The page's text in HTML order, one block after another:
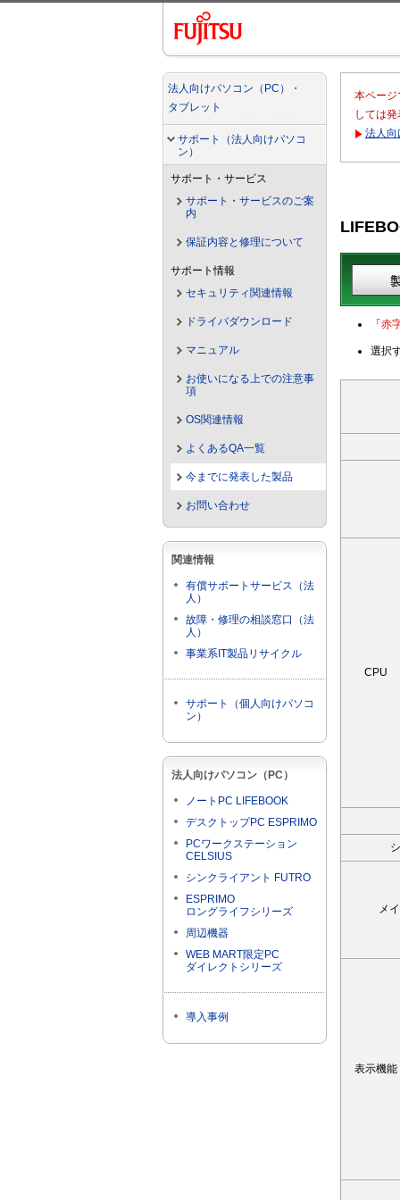
法人向けパソコン（PC）・
タブレット
サポート（法人向けパソコ
ン）
サポート・サービス
サポート・サービスのご案
内
保証内容と修理について
サポート情報
セキュリティ関連情報
ドライバダウンロード
マニュアル
お使いになる上での注意事
項
OS関連情報
よくあるQA一覧
今までに発表した製品
お問い合わせ
関連情報
有償サポートサービス（法
人）
故障・修理の相談窓口（法
人）
事業系IT製品リサイクル
サポート（個人向けパソコ
ン）
法人向けパソコン（PC）
ノートPC LIFEBOOK
デスクトップPC ESPRIMO
PCワークステーション
CELSIUS
シンクライアント FUTRO
ESPRIMO
ロングライフシリーズ
周辺機器
WEB MART限定PC
ダイレクトシリーズ
導入事例
本ペー
しては
法人向
「 赤
選択
CPU
メ
表示機能